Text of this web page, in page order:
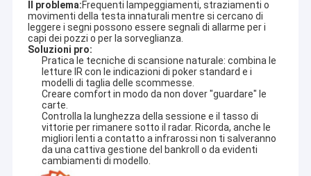
Il problema:Frequenti lampeggiamenti, straziamenti o
movimenti della testa innaturali mentre si cercano di
leggere i segni possono essere segnali di allarme per i
capi dei pozzi o per la sorveglianza.
Soluzioni pro:
Pratica le tecniche di scansione naturale: combina le
letture IR con le indicazioni di poker standard e i
modelli di taglia delle scommesse.
Creare comfort in modo da non dover "guardare" le
carte.
Controlla la lunghezza della sessione e il tasso di
vittorie per rimanere sotto il radar. Ricorda, anche le
migliori lenti a contatto a infrarossi non ti salveranno
da una cattiva gestione del bankroll o da evidenti
cambiamenti di modello.